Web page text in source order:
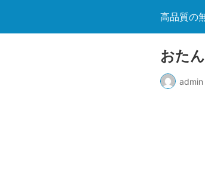
高品質の
おた
admin